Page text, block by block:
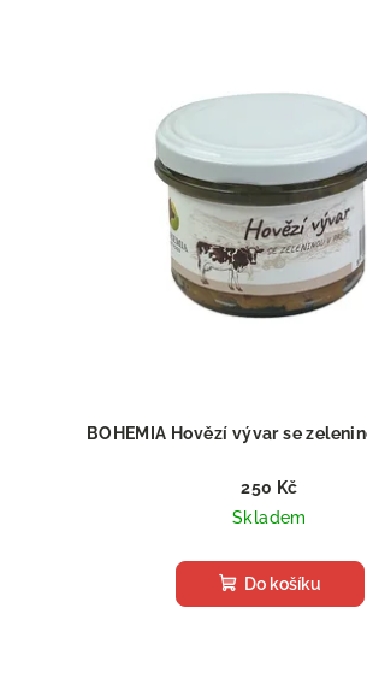
BOHEMIA Hovězí vývar se
250 Kč
Skladem
Do košíku